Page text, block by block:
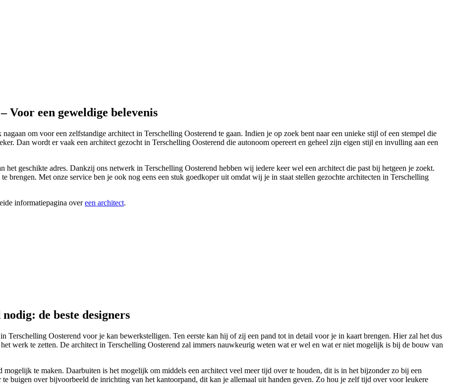
Voor een geweldige belevenis
om voor een zelfstandige architect in Terschelling Oosterend te gaan. Indien je op zoek bent naar een unieke stijl of een stempel die
Dan wordt er vaak een architect gezocht in Terschelling Oosterend die autonoom opereert en geheel zijn eigen stijl en invulling aan een
het geschikte adres. Dankzij ons netwerk in Terschelling Oosterend hebben wij iedere keer wel een architect die past bij hetgeen je zoekt.
brengen. Met onze service ben je ook nog eens een stuk goedkoper uit omdat wij je in staat stellen gezochte architecten in Terschelling
informatiepagina overeen architect.
de beste designers
Terschelling Oosterend voor je kan bewerkstelligen. Ten eerste kan hij of zij een pand tot in detail voor je in kaart brengen. Hier zal het dus
werk te zetten. De architect in Terschelling Oosterend zal immers nauwkeurig weten wat er wel en wat er niet mogelijk is bij de bouw van
te maken. Daarbuiten is het mogelijk om middels een architect veel meer tijd over te houden, dit is in het bijzonder zo bij een
buigen over bijvoorbeeld de inrichting van het kantoorpand, dit kan je allemaal uit handen geven. Zo hou je zelf tijd over voor leukere